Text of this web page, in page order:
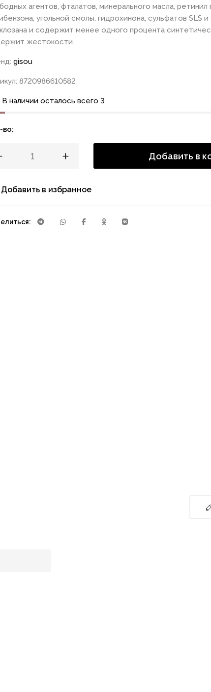
агентов, фталатов, минерального масла, ретинил
угольной смолы, гидрохинона, сульфатов SLS и
и содержит менее одного процента
жестокости.
gisou
8720986610582
В наличии осталось всего 3
во:
Добавить в
Добавить в избранное